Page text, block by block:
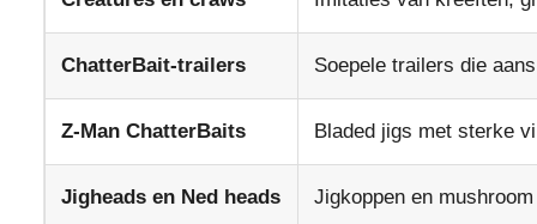
ChatterBait-trailers Soepele trailers die
Z-Man ChatterBaits Bladed jigs met sterke
Jigheads en Ned heads Jigkoppen en